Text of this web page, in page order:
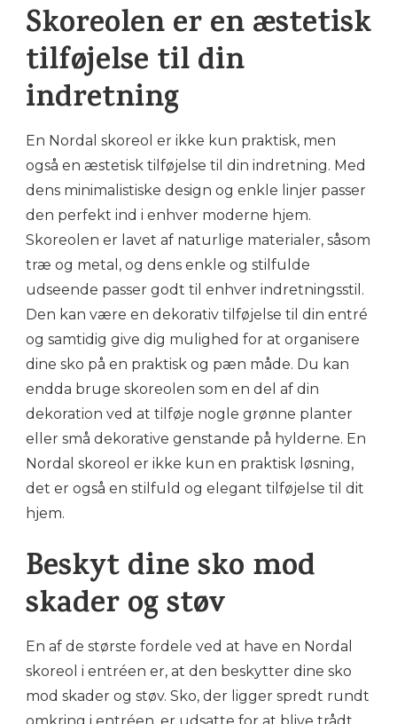
Skoreolen er en æstetisk
tilføjelse til din
indretning
En Nordal skoreol er ikke kun praktisk, men
også en æstetisk tilføjelse til din indretning. Med
dens minimalistiske design og enkle linjer passer
den perfekt ind i enhver moderne hjem.
Skoreolen er lavet af naturlige materialer, såsom
træ og metal, og dens enkle og stilfulde
udseende passer godt til enhver indretningsstil.
Den kan være en dekorativ tilføjelse til din entré
og samtidig give dig mulighed for at organisere
dine sko på en praktisk og pæn måde. Du kan
endda bruge skoreolen som en del af din
dekoration ved at tilføje nogle grønne planter
eller små dekorative genstande på hylderne. En
Nordal skoreol er ikke kun en praktisk løsning,
det er også en stilfuld og elegant tilføjelse til dit
hjem.
Beskyt dine sko mod
skader og støv
En af de største fordele ved at have en Nordal
skoreol i entréen er, at den beskytter dine sko
mod skader og støv. Sko, der ligger spredt rundt
omkring i entréen, er udsatte for at blive trådt